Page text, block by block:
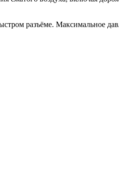
разъёме. Максимальное